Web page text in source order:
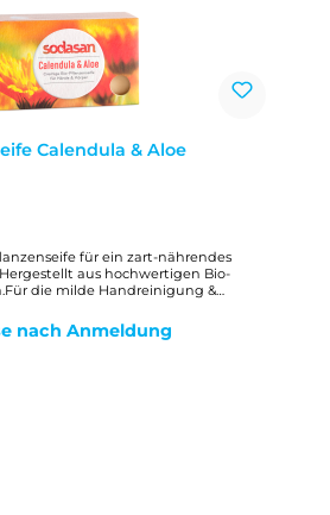
Calendula & Aloe
für ein zart-nährendes
aus hochwertigen Bio-
die milde Handreinigung &
von Bio-Calendula und Bio-
reine Bio-Pflanzenölseife mit Bio-
nach Anmeldung